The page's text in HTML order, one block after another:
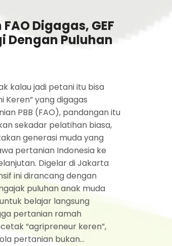
Digagas, GEF
Dengan Puluhan
kalau jadi petani itu bisa
Keren” yang digagas
PBB (FAO), pandangan itu
sekadar pelatihan biasa,
generasi muda yang
pertanian Indonesia ke
Digelar di Jakarta
ini dirancang dengan
puluhan anak muda
belajar langsung
pertanian ramah
“agripreneur keren”,
pertanian bukan...